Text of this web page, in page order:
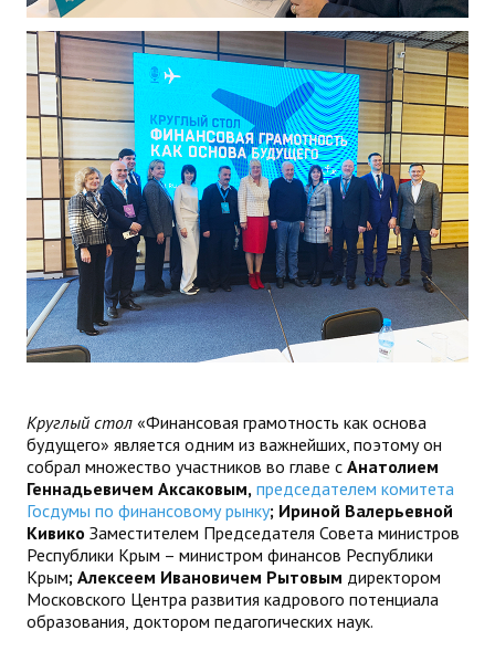
Круглый стол «Финансовая грамотность как основа
будущего» является одним из важнейших, поэтому он
собрал множество участников во главе с Анатолием
Геннадьевичем Аксаковым, председателем комитета
Госдумы по финансовому рынку; Ириной Валерьевной
Кивико Заместителем Председателя Совета министров
Республики Крым – министром финансов Республики
Крым; Алексеем Ивановичем Рытовым директором
Московского Центра развития кадрового потенциала
образования, доктором педагогических наук.